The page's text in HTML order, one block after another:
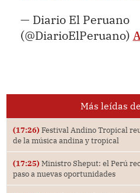
— Diario El Peruano
(@DiarioElPeruano)
Más leídas
(17:26) Festival Andino Tropical
de la música andina y tropical
(17:25) Ministro Sheput: el Perú
paso a nuevas oportunidades